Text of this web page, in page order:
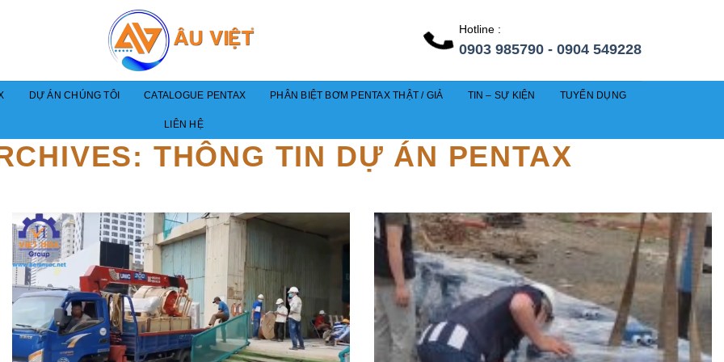
Hotline :
0903 985790 - 0904 549228
DỰ ÁN CHÚNG TÔI CATALOGUE PENTAX PHÂN BIỆT BƠM PENTAX THẬT / GIẢ TIN – SỰ KIỆN TUYỂN DỤNG
LIÊN HỆ
THÔNG TIN DỰ ÁN PENTAX